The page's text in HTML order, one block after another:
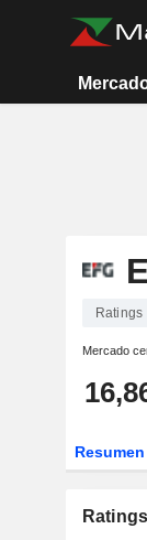
Ratings
Mercado
Resumen